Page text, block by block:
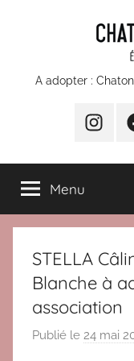
chatons
jeunes
chats
adopter
Paris
A adopter :
INSTA
Menu
STELLA
Blanche à
association
Publié le 24 mai